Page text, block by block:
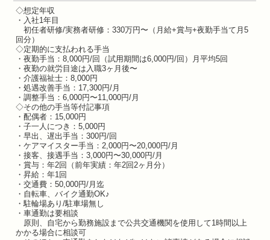
◇想定年収
・入社1年目
初任者研修/実務者研修：330万円〜（月給+賞与+夜勤手当て月5
回分）
◇定期的に支払われる手当
・夜勤手当：8,000円/回（試用期間は6,000円/回）月平均5回
・夜勤の就労目途は入職3ヶ月後〜
・介護福祉士：8,000円
・処遇改善手当：17,300円/月
・調整手当：6,000円〜11,000円/月
◇その他の手当等付記事項
・配偶者：15,000円
・子一人につき：5,000円
・早出、遅出手当：300円/回
・ケアマイスター手当：2,000円〜20,000円/月
・接客、接遇手当：3,000円〜30,000円/月
・賞与：年2回（前年実績：年2回2ヶ月分）
・昇給：年1回
・交通費：50,000円/月迄
・自転車、バイク通勤OK♪
・駐輪場あり/駐車場無し
・車通勤は要相談
原則、自宅から勤務施設まで公共交通機関を使用して1時間以上
かかる場合に相談可